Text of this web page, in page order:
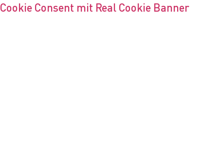
Cookie Consent mit Real Cookie Banner